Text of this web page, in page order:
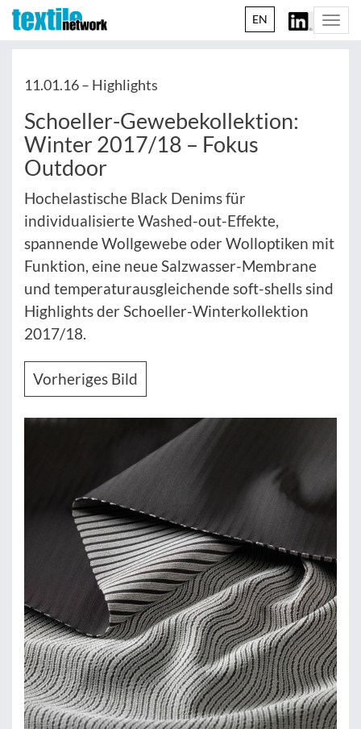
EN
11.01.16 – Highlights
Schoeller-Gewebekollektion:
Winter 2017/18 – Fokus
Outdoor
Hochelastische Black Denims für
individualisierte Washed-out-Effekte,
spannende Wollgewebe oder Wolloptiken mit
Funktion, eine neue Salzwasser-Membrane
und temperaturausgleichende soft-shells sind
Highlights der Schoeller-Winterkollektion
2017/18.
Vorheriges Bild